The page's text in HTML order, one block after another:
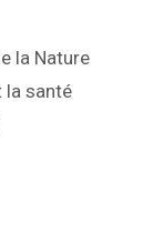
la Nature
la santé